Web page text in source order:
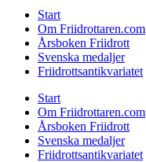
Start
Om Friidrottaren.com
Årsboken Friidrott
Svenska medaljer
Friidrottsantikvariatet
Start
Om Friidrottaren.com
Årsboken Friidrott
Svenska medaljer
Friidrottsantikvariatet